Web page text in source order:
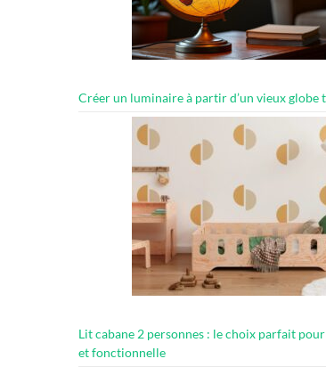
Créer un luminaire à partir d’un vieux globe
Lit cabane 2 personnes : le choix parfait
et fonctionnelle